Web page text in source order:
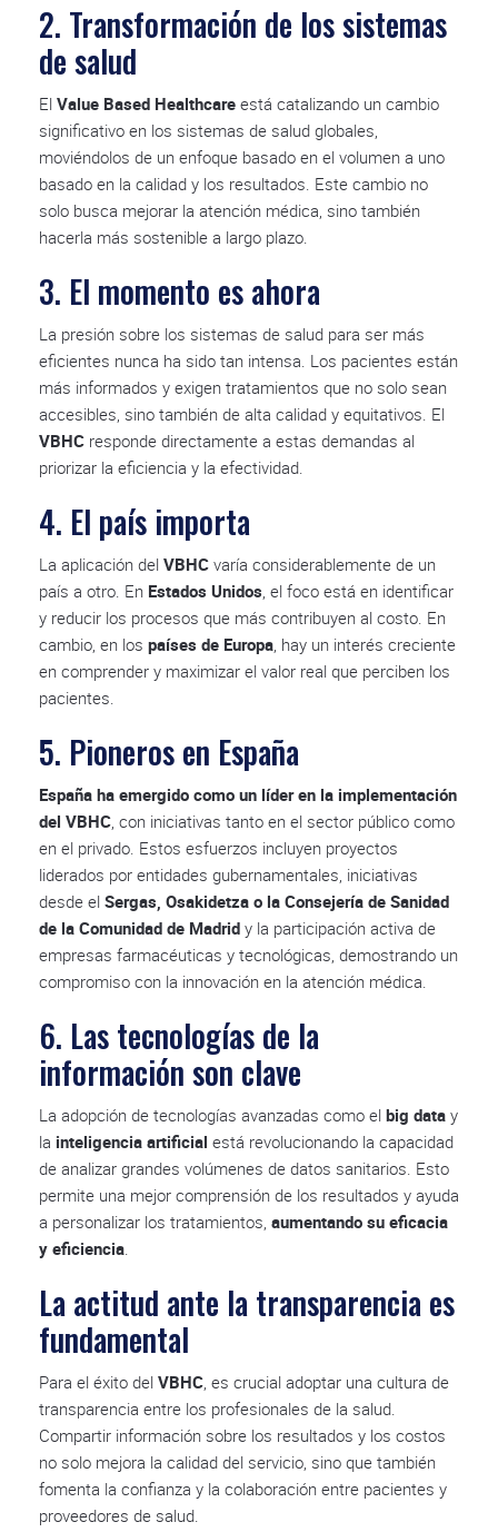
2. Transformación de los sistemas
de salud
El Value Based Healthcare está catalizando un cambio
significativo en los sistemas de salud globales,
moviéndolos de un enfoque basado en el volumen a uno
basado en la calidad y los resultados. Este cambio no
solo busca mejorar la atención médica, sino también
hacerla más sostenible a largo plazo.
3. El momento es ahora
La presión sobre los sistemas de salud para ser más
eficientes nunca ha sido tan intensa. Los pacientes están
más informados y exigen tratamientos que no solo sean
accesibles, sino también de alta calidad y equitativos. El
VBHC responde directamente a estas demandas al
priorizar la eficiencia y la efectividad.
4. El país importa
La aplicación del VBHC varía considerablemente de un
país a otro. En Estados Unidos, el foco está en identificar
y reducir los procesos que más contribuyen al costo. En
cambio, en los países de Europa, hay un interés creciente
en comprender y maximizar el valor real que perciben los
pacientes.
5. Pioneros en España
España ha emergido como un líder en la implementación
del VBHC, con iniciativas tanto en el sector público como
en el privado. Estos esfuerzos incluyen proyectos
liderados por entidades gubernamentales, iniciativas
desde el Sergas, Osakidetza o la Consejería de Sanidad
de la Comunidad de Madrid y la participación activa de
empresas farmacéuticas y tecnológicas, demostrando un
compromiso con la innovación en la atención médica.
6. Las tecnologías de la
información son clave
La adopción de tecnologías avanzadas como el big data y
la inteligencia artificial está revolucionando la capacidad
de analizar grandes volúmenes de datos sanitarios. Esto
permite una mejor comprensión de los resultados y ayuda
a personalizar los tratamientos, aumentando su eficacia
y eficiencia.
La actitud ante la transparencia es
fundamental
Para el éxito del VBHC, es crucial adoptar una cultura de
transparencia entre los profesionales de la salud.
Compartir información sobre los resultados y los costos
no solo mejora la calidad del servicio, sino que también
fomenta la confianza y la colaboración entre pacientes y
proveedores de salud.